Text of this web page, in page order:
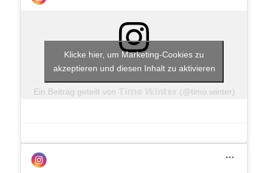
Ein Beitrag geteilt von 𝕋𝕚𝕞𝕠 𝕎𝕚𝕟𝕥𝕖𝕣 (@timo.winter)
Klicke hier, um Marketing-Cookies zu
akzeptieren und diesen Inhalt zu aktivieren